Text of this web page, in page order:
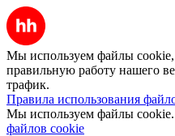
Мы используем файлы cookie,
правильную работу нашего
трафик.
Правила использования
Мы используем файлы cookie.
файлов cookie